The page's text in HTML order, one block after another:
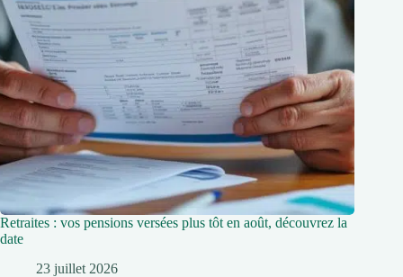
Retraites : vos pensions versées plus tôt en août, découvrez la
date
23 juillet 2026